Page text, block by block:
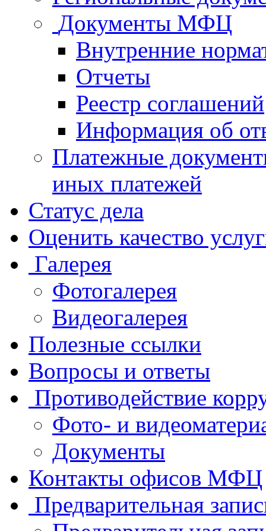
Документы МФЦ
Внутренние
Отчеты
Реестр соглашений
Информация об
Платежные
иных платежей
Статус дела
Оценить качество
Галерея
Фотогалерея
Видеогалерея
Полезные ссылки
Вопросы и ответы
Противодействие
Фото- и
Документы
Контакты офисов МФЦ
Предварительная